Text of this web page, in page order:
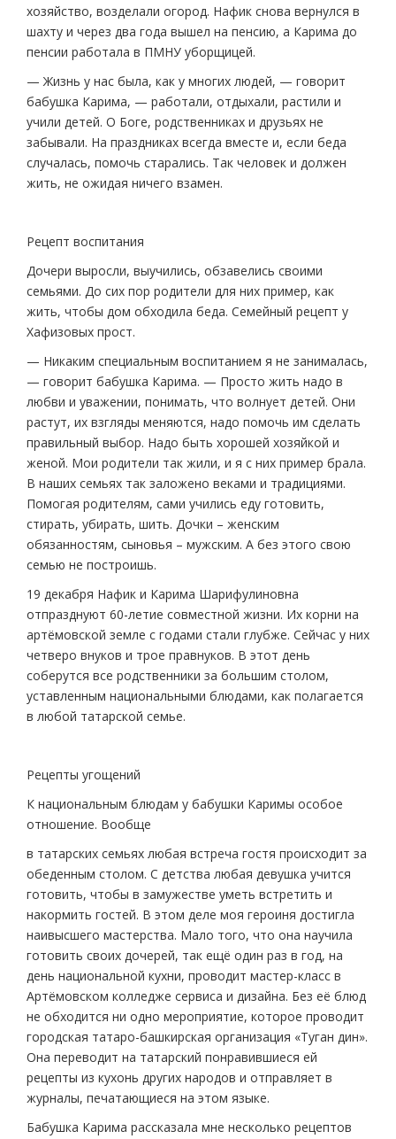
хозяйство, возделали огород. Нафик снова вернулся в
шахту и через два года вышел на пенсию, а Карима до
пенсии работала в ПМНУ уборщицей.
— Жизнь у нас была, как у многих людей, — говорит
бабушка Карима, — работали, отдыхали, растили и
учили детей. О Боге, родственниках и друзьях не
забывали. На праздниках всегда вместе и, если беда
случалась, помочь старались. Так человек и должен
жить, не ожидая ничего взамен.
Рецепт воспитания
Дочери выросли, выучились, обзавелись своими
семьями. До сих пор родители для них пример, как
жить, чтобы дом обходила беда. Семейный рецепт у
Хафизовых прост.
— Никаким специальным воспитанием я не занималась,
— говорит бабушка Карима. — Просто жить надо в
любви и уважении, понимать, что волнует детей. Они
растут, их взгляды меняются, надо помочь им сделать
правильный выбор. Надо быть хорошей хозяйкой и
женой. Мои родители так жили, и я с них пример брала.
В наших семьях так заложено веками и традициями.
Помогая родителям, сами учились еду готовить,
стирать, убирать, шить. Дочки – женским
обязанностям, сыновья – мужским. А без этого свою
семью не построишь.
19 декабря Нафик и Карима Шарифулиновна
отпразднуют 60-летие совместной жизни. Их корни на
артёмовской земле с годами стали глубже. Сейчас у них
четверо внуков и трое правнуков. В этот день
соберутся все родственники за большим столом,
уставленным национальными блюдами, как полагается
в любой татарской семье.
Рецепты угощений
К национальным блюдам у бабушки Каримы особое
отношение. Вообще
в татарских семьях любая встреча гостя происходит за
обеденным столом. С детства любая девушка учится
готовить, чтобы в замужестве уметь встретить и
накормить гостей. В этом деле моя героиня достигла
наивысшего мастерства. Мало того, что она научила
готовить своих дочерей, так ещё один раз в год, на
день национальной кухни, проводит мастер-класс в
Артёмовском колледже сервиса и дизайна. Без её блюд
не обходится ни одно мероприятие, которое проводит
городская татаро-башкирская организация «Туган дин».
Она переводит на татарский понравившиеся ей
рецепты из кухонь других народов и отправляет в
журналы, печатающиеся на этом языке.
Бабушка Карима рассказала мне несколько рецептов